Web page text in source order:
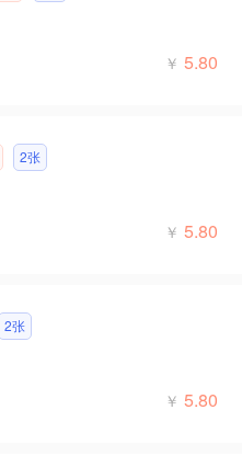
￥ 5.80
2张
￥ 5.80
2张
￥ 5.80